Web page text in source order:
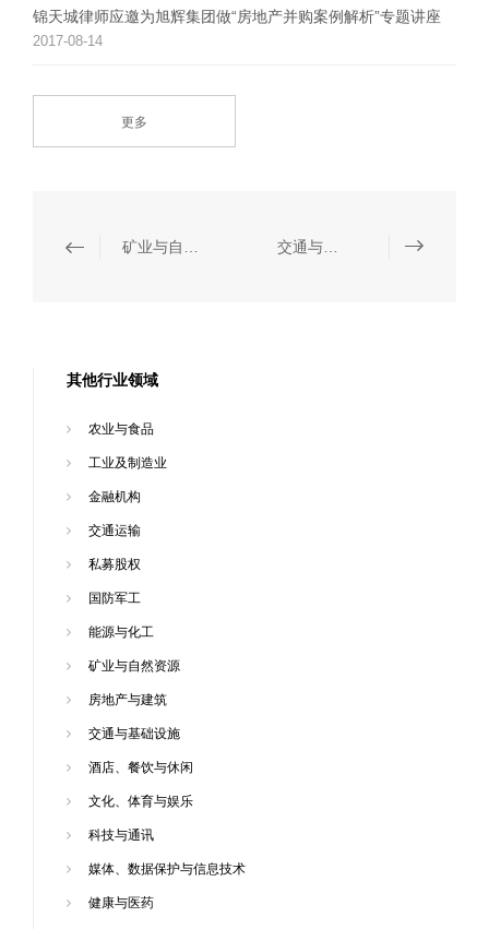
锦天城律师应邀为旭辉集团做“房地产并购案例解析”专题讲座
2017-08-14
更多
其他行业领域
农业与食品
工业及制造业
金融机构
交通运输
私募股权
国防军工
能源与化工
矿业与自然资源
房地产与建筑
交通与基础设施
酒店、餐饮与休闲
文化、体育与娱乐
科技与通讯
媒体、数据保护与信息技术
健康与医药